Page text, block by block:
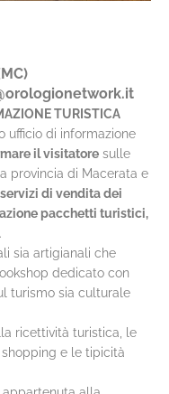
TURISTICA
ufficio di informazione
il visitatore sulle
provincia di Macerata e
servizi di vendita dei
pacchetti turistici,
sia artigianali che
dedicato con
turismo sia culturale
ricettività turistica, le
e le tipicità